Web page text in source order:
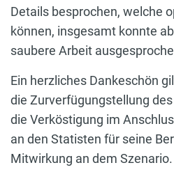
Details besprochen, welche
können, insgesamt konnte
saubere Arbeit
Ein herzliches Dankeschön
die Zurverfügungstellung
die Verköstigung im
an den Statisten für seine
Mitwirkung an dem Szenario.